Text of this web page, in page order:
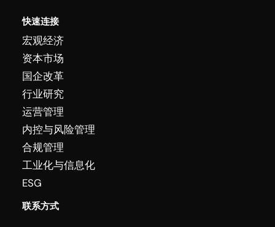
快速连接
宏观经济
资本市场
国企改革
行业研究
运营管理
内控与风险管理
合规管理
工业化与信息化
ESG
联系方式